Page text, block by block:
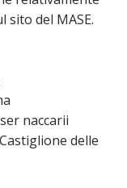
sito del MASE.
naccarii
delle